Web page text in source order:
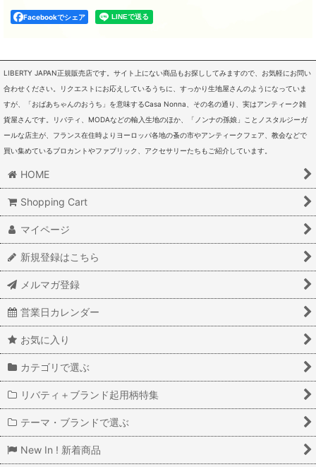
Facebookでシェア
LIBERTY JAPAN正規販売店です。サイト上にない商品もお探ししてみますので、お気軽にお問い
合わせください。リクエストにお応えしているうちに、すっかり生地屋さんのようになっていま
すが、「おばあちゃんのおうち」を意味するCasa Nonna、その名の通り、実はアンティーク雑
貨屋さんです。リバティ、MODAなどの輸入生地のほか、「ノンナの孫娘」ことノスタルジーガ
ールな店主が、フランス在住時よりヨーロッパ各地の蚤の市やアンティークフェア、教会などで
買い集めているブロカントやファブリック、アクセサリーたちもご紹介しています。
HOME
Shopping Cart
マイページ
新規登録はこちら
メルマガ登録
営業日カレンダー
お気に入り
カテゴリで選ぶ
リバティ＋ブランド起用柄特集
テーマ・ブランドで選ぶ
New In ! 新着商品